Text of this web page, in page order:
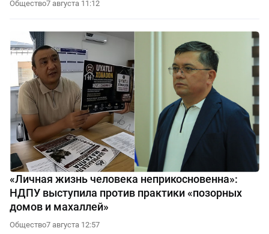
Общество7 августа 11:12
«Личная жизнь человека неприкосновенна»:
НДПУ выступила против практики «позорных
домов и махаллей»
Общество7 августа 12:57